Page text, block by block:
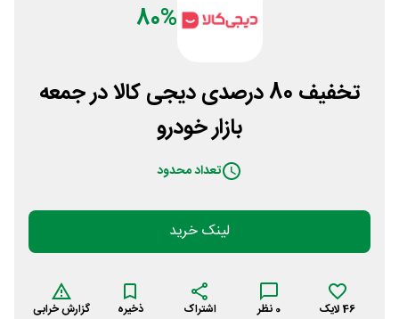
80%
تخفیف 80 درصدی دیجی کالا در جمعه
بازار خودرو
تعداد محدود
لینک خرید
46لایک 0 نظر اشتراک ذخیره گزارش خرابی